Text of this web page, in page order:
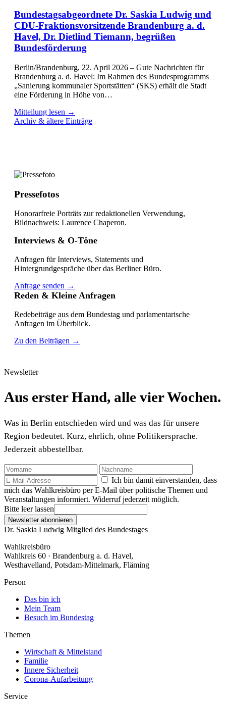
Bundestagsabgeordnete Dr. Saskia Ludwig und
CDU-Fraktionsvorsitzende Brandenburg a. d.
Havel, Dr. Dietlind Tiemann, begrüßen
Bundesförderung
Berlin/Brandenburg, 22. April 2026 – Gute Nachrichten für
Brandenburg a. d. Havel: Im Rahmen des Bundesprogramms
„Sanierung kommunaler Sportstätten“ (SKS) erhält die Stadt
eine Förderung in Höhe von…
Mitteilung lesen →
Archiv & ältere Einträge
Pressefotos
Honorarfreie Porträts zur redaktionellen Verwendung,
Bildnachweis: Laurence Chaperon.
Interviews & O-Töne
Anfragen für Interviews, Statements und
Hintergrundgespräche über das Berliner Büro.
Anfrage senden →
Reden & Kleine Anfragen
Redebeiträge aus dem Bundestag und parlamentarische
Anfragen im Überblick.
Zu den Beiträgen →
Newsletter
Aus erster Hand, alle vier Wochen.
Was in Berlin entschieden wird und was das für unsere
Region bedeutet. Kurz, ehrlich, ohne Politikersprache.
Jederzeit abbestellbar.
Ich bin damit einverstanden, dass
mich das Wahlkreisbüro per E-Mail über politische Themen und
Veranstaltungen informiert. Widerruf jederzeit möglich.
Bitte leer lassen
Newsletter abonnieren
Dr. Saskia Ludwig Mitglied des Bundestages
Wahlkreisbüro
Wahlkreis 60 · Brandenburg a. d. Havel,
Westhavelland, Potsdam-Mittelmark, Fläming
Person
Das bin ich
Mein Team
Besuch im Bundestag
Themen
Wirtschaft & Mittelstand
Familie
Innere Sicherheit
Corona-Aufarbeitung
Service